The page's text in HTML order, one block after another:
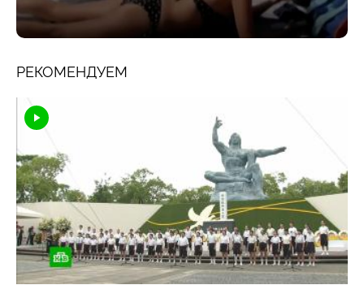
РЕКОМЕНДУЕМ